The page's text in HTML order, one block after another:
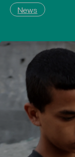
Report
Facebook
News